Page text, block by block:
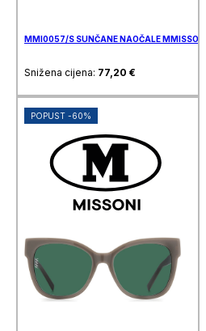
MMI0057/S SUNČANE NAOČALE MMISSONI
Snižena cijena: 77,20 €
POPUST -60%